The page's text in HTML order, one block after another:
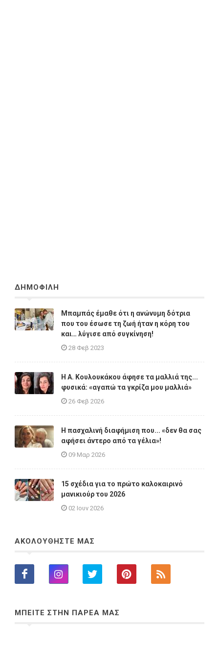
ΔΗΜΟΦΙΛΗ
Μπαμπάς έμαθε ότι η ανώνυμη δότρια
που του έσωσε τη ζωή ήταν η κόρη του
και… λύγισε από συγκίνηση!
28 Φεβ 2023
Η A. Κουλουκάκου άφησε τα μαλλιά της...
φυσικά: «αγαπώ τα γκρίζα μου μαλλιά»
26 Φεβ 2026
Η πασχαλινή διαφήμιση που... «δεν θα σας
αφήσει άντερο από τα γέλια»!
09 Μαρ 2026
15 σχέδια για το πρώτο καλοκαιρινό
μανικιούρ του 2026
02 Ιουν 2026
ΑΚΟΛΟΥΘΗΣΤΕ ΜΑΣ
ΜΠΕΙΤΕ ΣΤΗΝ ΠΑΡΕΑ ΜΑΣ